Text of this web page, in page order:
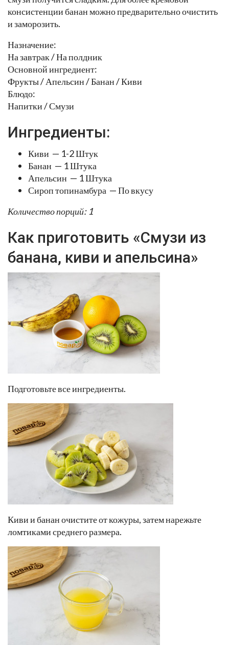
консистенции банан можно предварительно очистить
и заморозить.
Назначение:
На завтрак / На полдник
Основной ингредиент:
Фрукты / Апельсин / Банан / Киви
Блюдо:
Напитки / Смузи
Ингредиенты:
Киви — 1-2 Штук
Банан — 1 Штука
Апельсин — 1 Штука
Сироп топинамбура — По вкусу
Количество порций: 1
Как приготовить «Смузи из
банана, киви и апельсина»
Подготовьте все ингредиенты.
Киви и банан очистите от кожуры, затем нарежьте
ломтиками среднего размера.